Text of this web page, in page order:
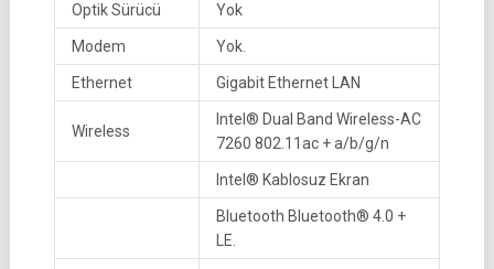
Optik Sürücü Yok
Modem Yok.
Ethernet Gigabit Ethernet LAN
Wireless
Intel® Dual Band Wireless-AC
7260 802.11ac + a/b/g/n
Intel® Kablosuz Ekran
Bluetooth Bluetooth® 4.0 +
LE.